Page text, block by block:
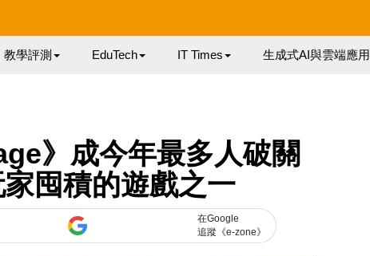
教學評測 EduTech IT Times 生成式AI與雲端應用
》成今年最多人破關
囤積的遊戲之一
在Google
追蹤《e-zone》